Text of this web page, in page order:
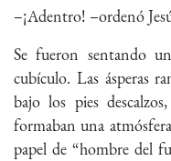
–¡Adentro! –ordenó
Se fueron sentando
cubículo. Las ásperas
bajo los pies
formaban una
papel de “hombre del